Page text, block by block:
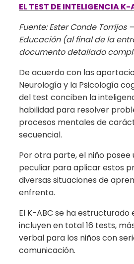
ELTEST DE INTELIGENCIA K-
Fuente: Ester Conde Torrijos
Educación (al final de la
documento detallado
De acuerdo con las
Neurología y la Psicología
del test conciben la
habilidad para resolver
procesos mentales de
secuencial.
Por otra parte, el niño posee
peculiar para aplicar estos
diversas situaciones de
enfrenta.
El K-ABC se ha estructurado
incluyen en total 16 tests,
verbal para los niños con
comunicación.